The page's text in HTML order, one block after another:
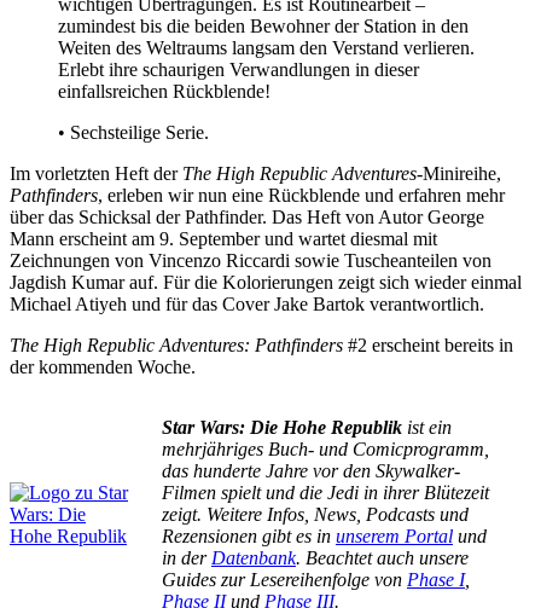
wichtigen Übertragungen. Es ist Routinearbeit –
zumindest bis die beiden Bewohner der Station in den
Weiten des Weltraums langsam den Verstand verlieren.
Erlebt ihre schaurigen Verwandlungen in dieser
einfallsreichen Rückblende!
• Sechsteilige Serie.
Im vorletzten Heft derThe High Republic Adventures-Minireihe,
Pathfinders, erleben wir nun eine Rückblende und erfahren mehr
über das Schicksal der Pathfinder. Das Heft von Autor George
Mann erscheint am 9. September und wartet diesmal mit
Zeichnungen von Vincenzo Riccardi sowie Tuscheanteilen von
Jagdish Kumar auf. Für die Kolorierungen zeigt sich wieder einmal
Michael Atiyeh und für das Cover Jake Bartok verantwortlich.
The High Republic Adventures: Pathfinders #2 erscheint bereits in
der kommenden Woche.
Star Wars: Die Hohe Republikist ein
mehrjähriges Buch- und Comicprogramm,
das hunderte Jahre vor den Skywalker-
Filmen spielt und die Jedi in ihrer Blütezeit
zeigt. Weitere Infos, News, Podcasts und
Rezensionen gibt es in unserem Portalund
in der Datenbank. Beachtet auch unsere
Guides zur Lesereihenfolge von Phase I,
Phase IIund Phase III.